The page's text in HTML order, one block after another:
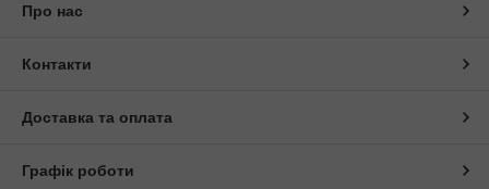
Про нас
Контакти
Доставка та оплата
Графік роботи